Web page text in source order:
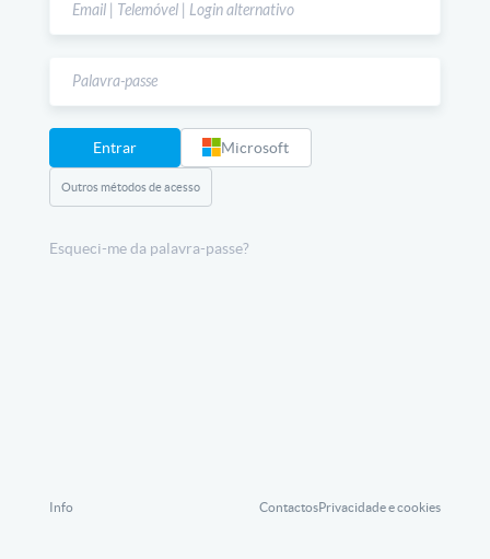
Entrar Microsoft
Outros métodos de acesso
Esqueci-me da palavra-passe?
Info ContactosPrivacidade e cookies